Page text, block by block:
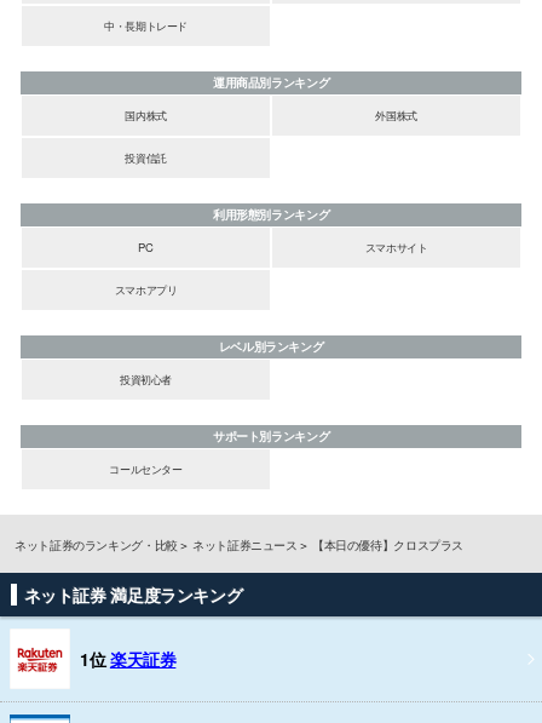
中・長期トレード
運用商品別ランキング
国内株式
外国株式
投資信託
利用形態別ランキング
PC
スマホサイト
スマホアプリ
レベル別ランキング
投資初心者
サポート別ランキング
コールセンター
ネット証券のランキング・比較 ネット証券ニュース 【本日の優待】クロスプラス
ネット証券 満足度ランキング
1位楽天証券